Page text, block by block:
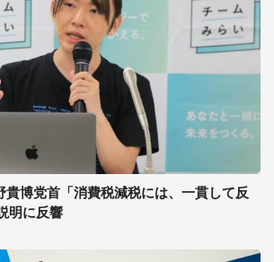
貴博党首「消費税減税には、一貫して反
明に反響